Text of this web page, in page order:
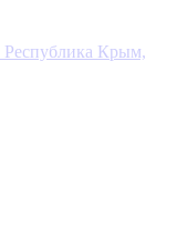
Республика Крым,